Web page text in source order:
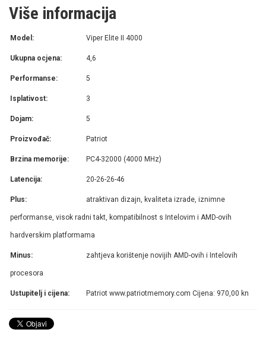
Više informacija
Model: Viper Elite II 4000
Ukupna ocjena: 4,6
Performanse: 5
Isplativost: 3
Dojam: 5
Proizvođač: Patriot
Brzina memorije: PC4-32000 (4000 MHz)
Latencija: 20-26-26-46
Plus: atraktivan dizajn, kvaliteta izrade, iznimne
performanse, visok radni takt, kompatibilnost s Intelovim i AMD-ovih
hardverskim platformama
Minus: zahtjeva korištenje novijih AMD-ovih i Intelovih
procesora
Ustupitelj i cijena: Patriot www.patriotmemory.com Cijena: 970,00 kn